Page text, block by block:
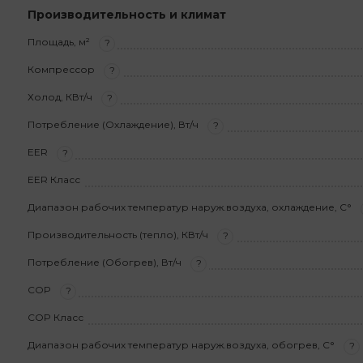
Производительность и климат
Площадь, м² ?
Компрессор ?
Холод, КВт/ч ?
Потребление (Охлаждение), Вт/ч ?
EER ?
EER Класс
Диапазон рабочих температур наруж.воздуха, охлаждение, С°
Производительность (тепло), КВт/ч ?
Потребление (Обогрев), Вт/ч ?
COP ?
COP Класс
Диапазон рабочих температур наруж.воздуха, обогрев, С° ?